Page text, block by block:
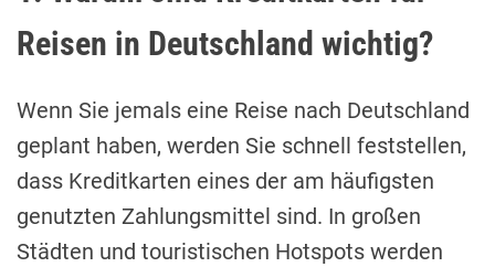
Reisen in Deutschland wichtig?
Wenn Sie jemals eine Reise nach Deutschland
geplant haben, werden Sie schnell feststellen,
dass Kreditkarten eines der am häufigsten
genutzten Zahlungsmittel sind. In großen
Städten und touristischen Hotspots werden